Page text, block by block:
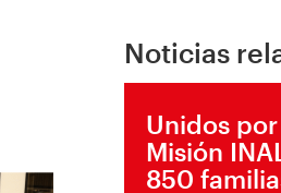
Noticias
Unidos
Misión
850